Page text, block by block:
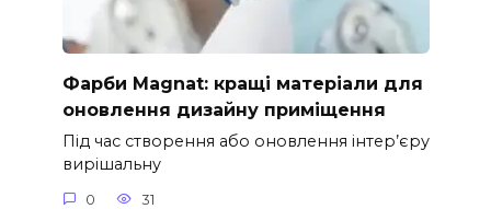
Фарби Magnat: кращі матеріали для
оновлення дизайну приміщення
Під час створення або оновлення інтер’єру
вирішальну
0 31